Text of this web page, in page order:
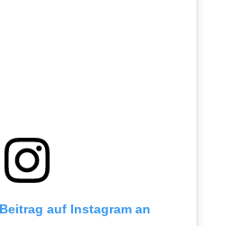
auf Instagram an